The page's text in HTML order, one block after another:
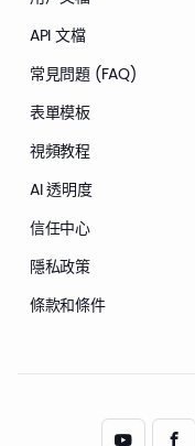
API 文檔
常見問題 (FAQ)
表單模板
視頻教程
AI 透明度
信任中心
隱私政策
條款和條件